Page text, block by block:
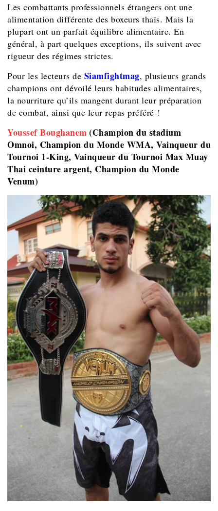
Les combattants professionnels étrangers ont une
alimentation différente des boxeurs thaïs. Mais la
plupart ont un parfait équilibre alimentaire. En
général, à part quelques exceptions, ils suivent avec
rigueur des régimes strictes.
Pour les lecteurs de Siamfightmag, plusieurs grands
champions ont dévoilé leurs habitudes alimentaires,
la nourriture qu’ils mangent durant leur préparation
de combat, ainsi que leur repas préféré !
Youssef Boughanem(Champion du stadium
Omnoi, Champion du Monde WMA, Vainqueur du
Tournoi 1-King, Vainqueur du Tournoi Max Muay
Thai ceinture argent, Champion du Monde
Venum)